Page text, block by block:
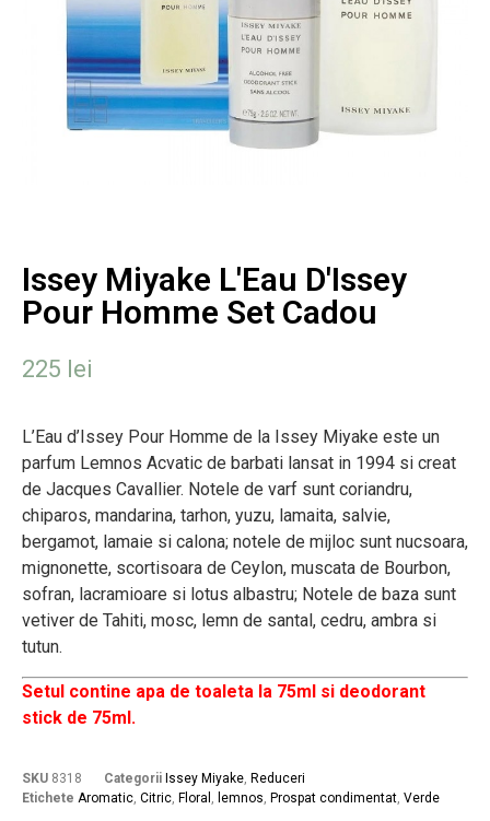
Issey Miyake L'Eau D'Issey
Pour Homme Set Cadou
225 lei
L’Eau d’Issey Pour Homme de la Issey Miyake este un
parfum Lemnos Acvatic de barbati lansat in 1994 si creat
de Jacques Cavallier. Notele de varf sunt coriandru,
chiparos, mandarina, tarhon, yuzu, lamaita, salvie,
bergamot, lamaie si calona; notele de mijloc sunt nucsoara,
mignonette, scortisoara de Ceylon, muscata de Bourbon,
sofran, lacramioare si lotus albastru; Notele de baza sunt
vetiver de Tahiti, mosc, lemn de santal, cedru, ambra si
tutun.
Setul contine apa de toaleta la 75ml si deodorant
stick de 75ml.
SKU 8318 Categorii Issey Miyake, Reduceri
Etichete Aromatic, Citric, Floral , lemnos, Prospat condimentat, Verde